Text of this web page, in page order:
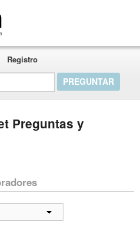
Registro
Preguntas y